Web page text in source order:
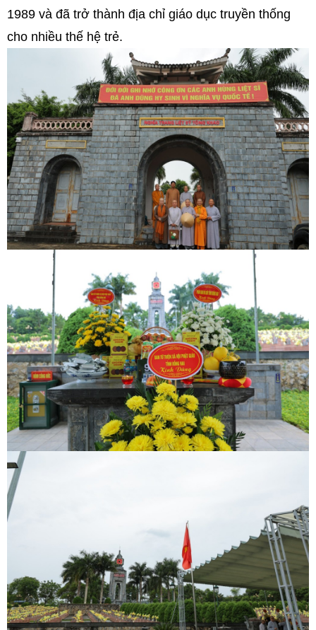
1989 và đã trở thành địa chỉ giáo dục truyền thống
cho nhiều thế hệ trẻ.